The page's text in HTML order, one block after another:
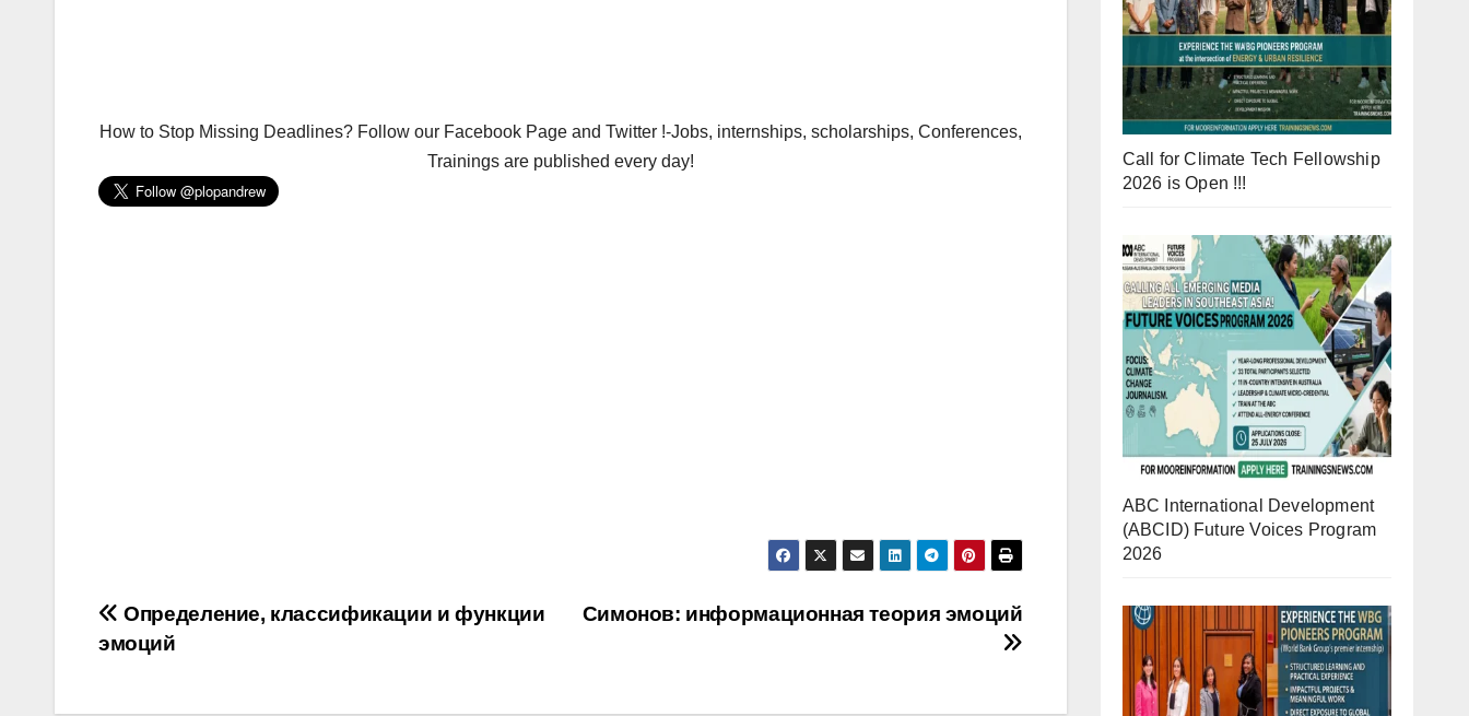
How to Stop Missing Deadlines? Follow our Facebook Page and Twitter !-Jobs, internships, scholarships, Conferences,
Trainings are published every day!
Post
navigation
Симонов: информационная теория эмоций
Определение, классификации и функции
эмоций
Call for Climate Tech Fellowship
2026 is Open !!!
ABC International Development
(ABCID) Future Voices Program
2026